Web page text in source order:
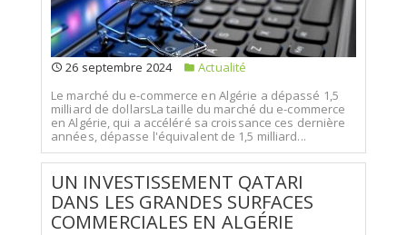
26 septembre 2024
Actualité
Le marché du e-commerce en Algérie a dépassé 1,5
milliard de dollarsLa taille du marché du e-commerce
en Algérie, qui a accéléré sa croissance ces dernière
années, dépasse l'équivalent de 1,5 milliard...
UN INVESTISSEMENT QATARI
DANS LES GRANDES SURFACES
COMMERCIALES EN ALGÉRIE